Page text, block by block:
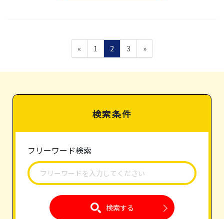
ビ
ー
«
ペ
ー
ジ
1
ペ
ー
ジ
2
ペ
ー
ジ
3 »
検索条件
フリーワード検索
検索する